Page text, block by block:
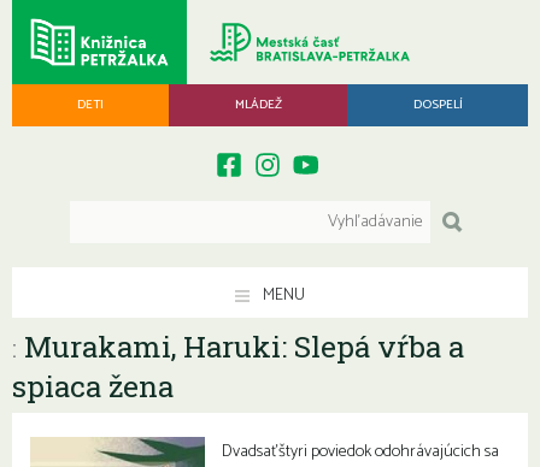
DETI MLÁDEŽ DOSPELÍ
MENU
: Murakami, Haruki: Slepá vŕba a
spiaca žena
Dvadsaťštyri poviedok odohrávajúcich sa